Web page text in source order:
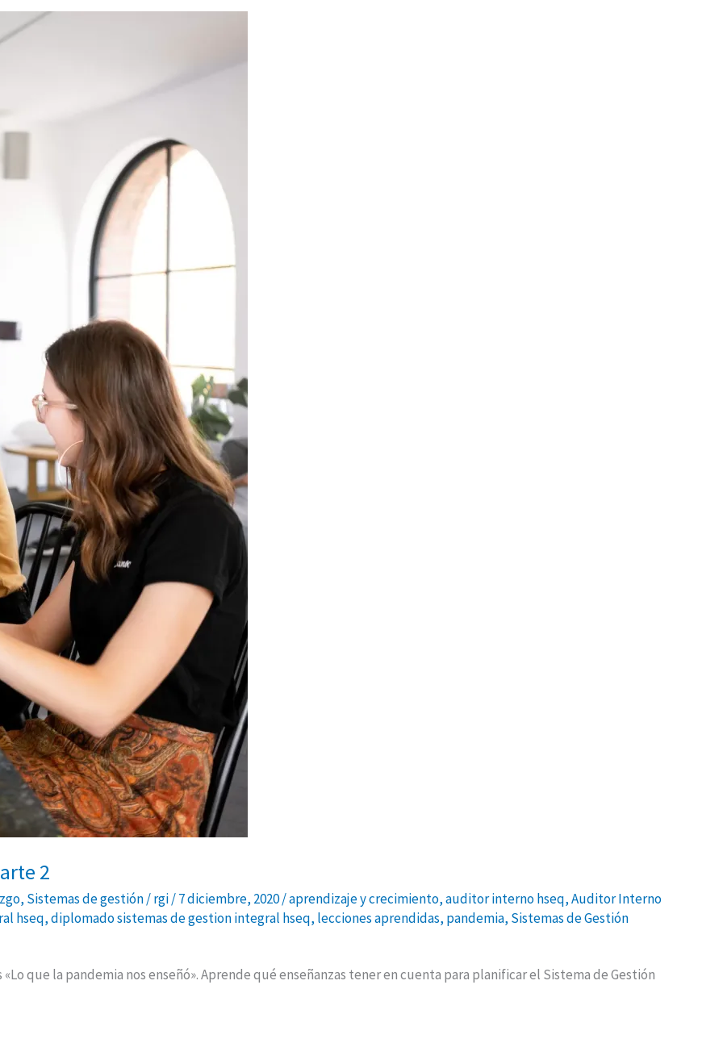
2
, Sistemas de gestión/rgi/7 diciembre, 2020/aprendizaje y crecimiento,auditor interno hseq,Auditor Interno
hseq,diplomado sistemas de gestion integral hseq, lecciones aprendidas, pandemia, Sistemas de Gestión
que la pandemia nos enseñó». Aprende qué enseñanzas tener en cuenta para planificar el Sistema de Gestión